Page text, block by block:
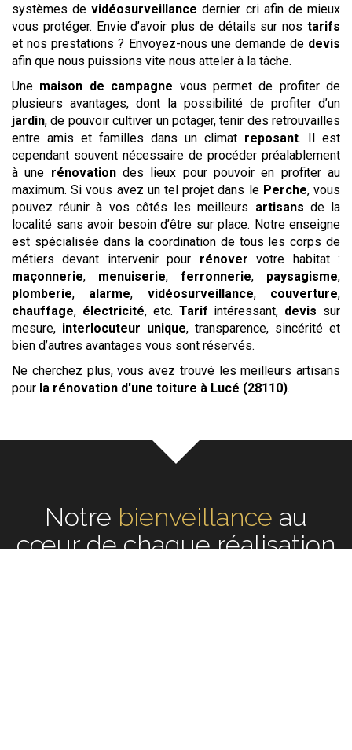
systèmes devidéosurveillance dernier cri afin de mieux
vous protéger. Envie d’avoir plus de détails sur nos tarifs
et nos prestations ? Envoyez-nous une demande de devis
afin que nous puissions vite nous atteler à la tâche.
Une maison de campagne vous permet de profiter de
plusieurs avantages, dont la possibilité de profiter d’un
jardin, de pouvoir cultiver un potager, tenir des retrouvailles
entre amis et familles dans un climat reposant. Il est
cependant souvent nécessaire de procéder préalablement
à une rénovationdes lieux pour pouvoir en profiter au
maximum. Si vous avez un tel projet dans le Perche, vous
pouvez réunir à vos côtés les meilleurs artisans de la
localité sans avoir besoin d’être sur place. Notre enseigne
est spécialisée dans la coordination de tous les corps de
métiers devant intervenir pour rénover votre habitat :
maçonnerie, menuiserie, ferronnerie, paysagisme,
plomberie, alarme, vidéosurveillance, couverture,
chauffage, électricité, etc. Tarif intéressant, devis sur
mesure, interlocuteur unique, transparence, sincérité et
bien d’autres avantages vous sont réservés.
Ne cherchez plus, vous avez trouvé les meilleurs artisans
pour la rénovation d'une toiture à Lucé (28110).
Notreécouteau cœur de
chaque réalisation